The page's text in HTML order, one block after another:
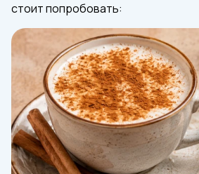
стоит попробовать: